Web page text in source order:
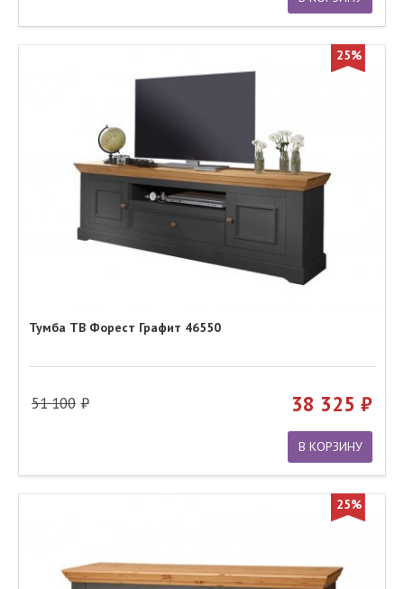
25%
Тумба ТВ Форест Графит 46550
51 100 38 325
В КОРЗИНУ
25%